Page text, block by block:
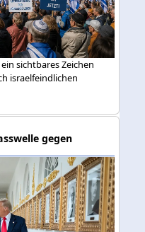
sichtbares Zeichen
israelfeindlichen
gegen